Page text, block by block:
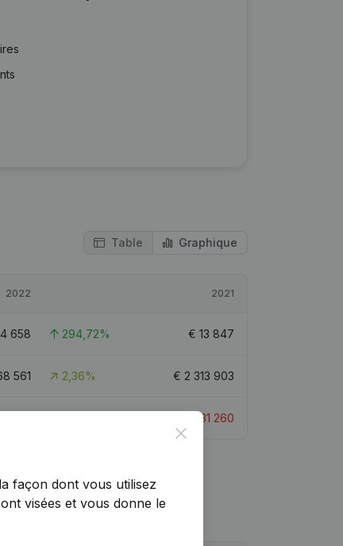
Table Graphique
2022 2021
658 294,72% € 13 847
561 2,36% € 2 313 903
-31 260
Close
façon dont vous utilisez
visées et vous donne le